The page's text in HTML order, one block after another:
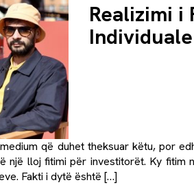
Realizimi i
që duhet theksuar këtu, por
lloj fitimi për investitorët. Ky fitim
Fakti i dytë është […]